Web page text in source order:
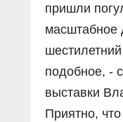
пришли
масштабное
подобное, -
выставки
Приятно,